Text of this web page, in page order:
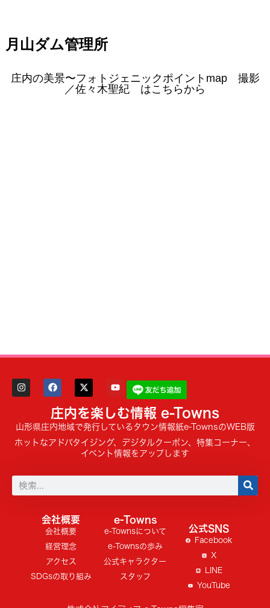
月山ダム管理所
庄内の美景〜フォトジェニックポイントmap 撮影
／佐々木聖紀 はこちらから
庄内を楽しむ情報 e-Towns
山形県庄内地域で発行しているタウン情報紙e-TownsのWEB版
ホットなアドバタイジング、デジタルクーポン、特集コーナー、
イベント情報をアップします
会社概要
会社概要
経営理念
アクセス
SDGsの取り組み
e-Towns
e-Townsについて
e-Townsの歩み
公式キャラクター
スタッフ
公式SNS
Facebook
X
LINE
YouTube